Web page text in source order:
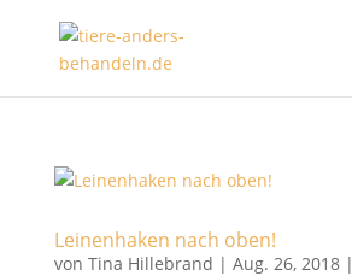
Leinenhaken nach oben!
von Tina Hillebrand | Aug. 26, 2018|